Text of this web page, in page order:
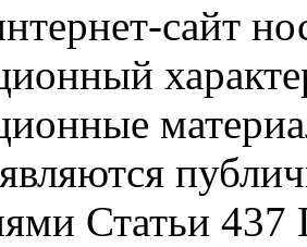
сайт
Статьи 437